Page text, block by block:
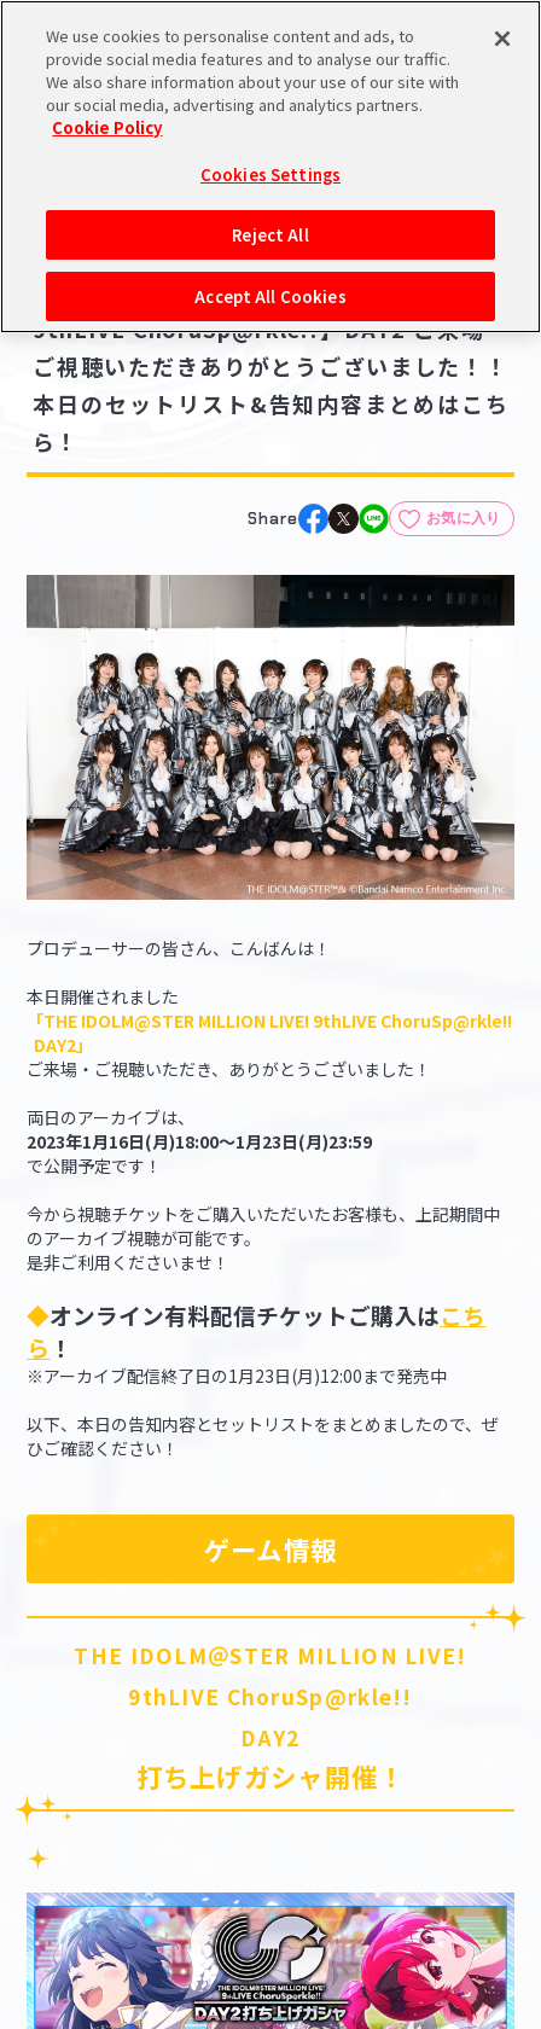
スケジュール 検索
バンダイナムコIDで
アイドルマスター ポータルへの登録について
シリアルコード・
あいことば
活動履歴
閲覧履歴・購入履歴 Pレポ
チェックイン
メモ
マイデスク設定変更 バンダイナムコID Link設定
ニュース
ライブ・イベント
2023.01.15
【THE IDOLM@STER MILLION LIVE!
9thLIVE ChoruSp@rkle!!】DAY2 ご来場・
ご視聴いただきありがとうございました！！
本日のセットリスト&告知内容まとめはこち
ら！
Share お気に入り
プロデューサーの皆さん、こんばんは！
本日開催されました
「THE IDOLM@STER MILLION LIVE! 9thLIVE ChoruSp@rkle!!
DAY2」
ご来場・ご視聴いただき、ありがとうございました！
両日のアーカイブは、
2023年1月16日(月)18:00～1月23日(月)23:59
で公開予定です！
今から視聴チケットをご購入いただいたお客様も、上記期間中
のアーカイブ視聴が可能です。
是非ご利用くださいませ！
◆オンライン有料配信チケットご購入はこち
ら ！
※アーカイブ配信終了日の1月23日(月)12:00まで発売中
以下、本日の告知内容とセットリストをまとめましたので、ぜ
ひご確認ください！
ゲーム情報
THE IDOLM＠STER MILLION LIVE!
9thLIVE ChoruSp@rkle!!
DAY2
打ち上げガシャ開催！
We use cookies to personalise content and ads, to
provide social media features and to analyse our traffic.
We also share information about your use of our site with
our social media, advertising and analytics partners.
Cookie Policy
Cookies Settings
Reject All
Accept All Cookies